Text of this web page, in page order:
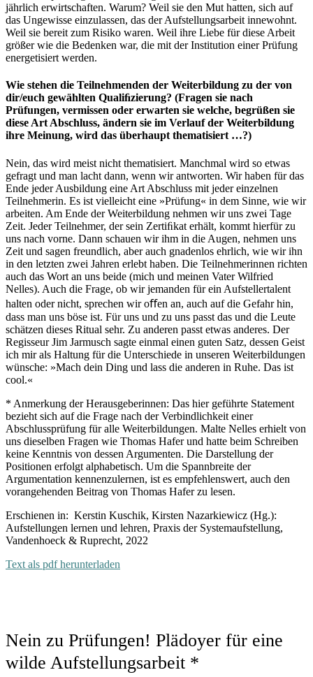
jährlich erwirtschaften. Warum? Weil sie den Mut hatten, sich auf
das Ungewisse einzulassen, das der Aufstellungsarbeit innewohnt.
Weil sie bereit zum Risiko waren. Weil ihre Liebe für diese Arbeit
größer wie die Bedenken war, die mit der Institution einer Prüfung
energetisiert werden.
Wie stehen die Teilnehmenden der Weiterbildung zu der von
dir/euch gewählten Qualiﬁzierung? (Fragen sie nach
Prüfungen, vermissen oder erwarten sie welche, begrüßen sie
diese Art Abschluss, ändern sie im Verlauf der Weiterbildung
ihre Meinung, wird das überhaupt thematisiert …?)
Nein, das wird meist nicht thematisiert. Manchmal wird so etwas
gefragt und man lacht dann, wenn wir antworten. Wir haben für das
Ende jeder Ausbildung eine Art Abschluss mit jeder einzelnen
Teilnehmerin. Es ist vielleicht eine »Prüfung« in dem Sinne, wie wir
arbeiten. Am Ende der Weiterbildung nehmen wir uns zwei Tage
Zeit. Jeder Teilnehmer, der sein Zertiﬁkat erhält, kommt hierfür zu
uns nach vorne. Dann schauen wir ihm in die Augen, nehmen uns
Zeit und sagen freundlich, aber auch gnadenlos ehrlich, wie wir ihn
in den letzten zwei Jahren erlebt haben. Die Teilnehmerinnen richten
auch das Wort an uns beide (mich und meinen Vater Wilfried
Nelles). Auch die Frage, ob wir jemanden für ein Aufstellertalent
halten oder nicht, sprechen wir oﬀen an, auch auf die Gefahr hin,
dass man uns böse ist. Für uns und zu uns passt das und die Leute
schätzen dieses Ritual sehr. Zu anderen passt etwas anderes. Der
Regisseur Jim Jarmusch sagte einmal einen guten Satz, dessen Geist
ich mir als Haltung für die Unterschiede in unseren Weiterbildungen
wünsche: »Mach dein Ding und lass die anderen in Ruhe. Das ist
cool.«
* Anmerkung der Herausgeberinnen: Das hier geführte Statement
bezieht sich auf die Frage nach der Verbindlichkeit einer
Abschlussprüfung für alle Weiterbildungen. Malte Nelles erhielt von
uns dieselben Fragen wie Thomas Hafer und hatte beim Schreiben
keine Kenntnis von dessen Argumenten. Die Darstellung der
Positionen erfolgt alphabetisch. Um die Spannbreite der
Argumentation kennenzulernen, ist es empfehlenswert, auch den
vorangehenden Beitrag von Thomas Hafer zu lesen.
Erschienen in: Kerstin Kuschik, Kirsten Nazarkiewicz (Hg.):
Aufstellungen lernen und lehren, Praxis der Systemaufstellung,
Vandenhoeck & Ruprecht, 2022
Text als pdf herunterladen
Nein zu Prüfungen! Plädoyer für eine
wilde Aufstellungsarbeit *